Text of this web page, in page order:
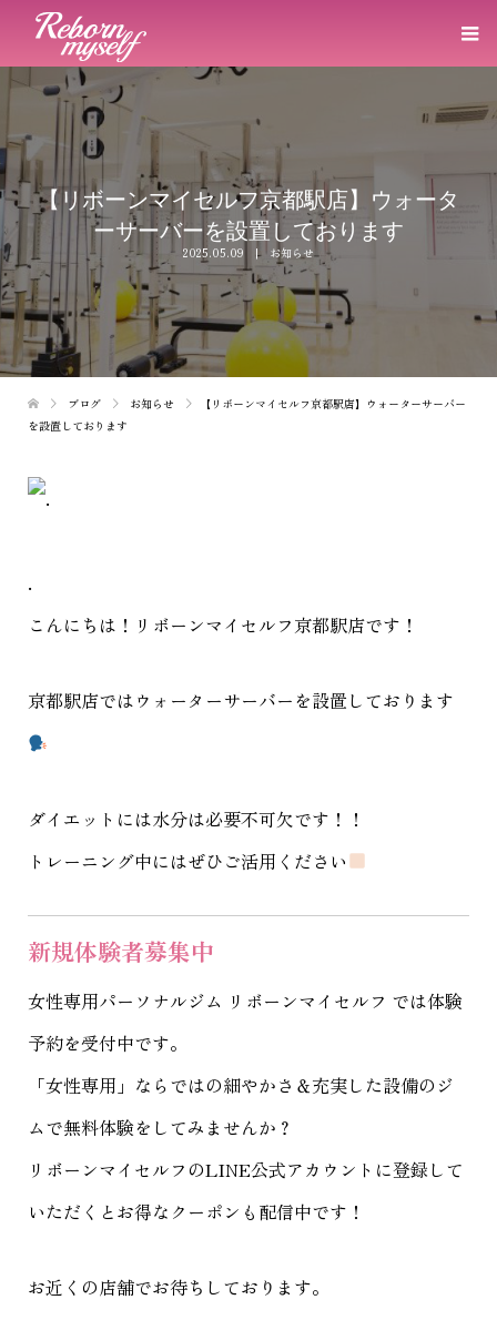
【リボーンマイセルフ京都駅店】ウォータ
ーサーバーを設置しております
2025.05.09 お知らせ
ブログ お知らせ
【リボーンマイセルフ京都駅店】ウォーターサーバー
を設置しております
.
こんにちは！リボーンマイセルフ京都駅店です！
京都駅店ではウォーターサーバーを設置しております
ダイエットには水分は必要不可欠です！！
トレーニング中にはぜひご活用ください
新規体験者募集中
女性専用パーソナルジム リボーンマイセルフ では体験
予約を受付中です。
「女性専用」ならではの細やかさ＆充実した設備のジ
ムで無料体験をしてみませんか？
リボーンマイセルフのLINE公式アカウントに登録して
いただくとお得なクーポンも配信中です！
お近くの店舗でお待ちしております。